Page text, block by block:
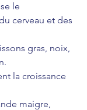
le
cerveau et des
gras, noix,
la croissance
maigre,